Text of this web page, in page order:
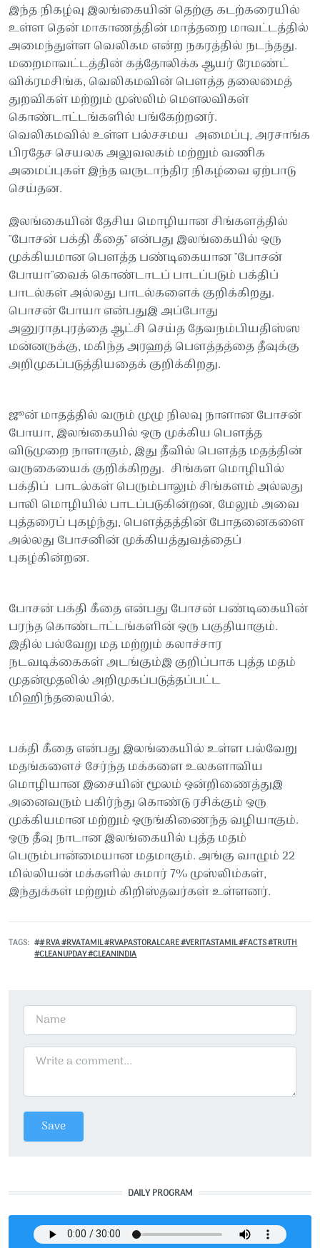
இந்த நிகழ்வு இலங்கையின் தெற்கு கடற்கரையில்
உள்ள தென் மாகாணத்தின் மாத்தறை மாவட்டத்தில்
அமைந்துள்ள வெலிகம என்ற நகரத்தில் நடந்தது.
மறைமாவட்டத்தின் கத்தோலிக்க ஆயர் ரேமண்ட்
விக்ரமசிங்க, வெலிகமவின் பௌத்த தலைமைத்
துறவிகள் மற்றும் முஸ்லிம் மௌலவிகள்
கொண்டாட்டங்களில் பங்கேற்றனர்.
வெலிகமவில் உள்ள பல்சசமய அமைப்பு, அரசாங்க
பிரதேச செயலக அலுவலகம் மற்றும் வணிக
அமைப்புகள் இந்த வருடாந்திர நிகழ்வை ஏற்பாடு
செய்தன.
இலங்கையின் தேசிய மொழியான சிங்களத்தில்
"போசன் பக்தி கீதை" என்பது இலங்கையில் ஒரு
முக்கியமான பௌத்த பண்டிகையான "போசன்
போயா"வைக் கொண்டாடப் பாடப்படும் பக்திப்
பாடல்கள் அல்லது பாடல்களைக் குறிக்கிறது.
பொசன் போயா என்பதுஇ அப்போது
அனுராதபுரத்தை ஆட்சி செய்த தேவநம்பியதிஸ்ஸ
மன்னருக்கு, மகிந்த அரஹத் பௌத்தத்தை தீவுக்கு
அறிமுகப்படுத்தியதைக் குறிக்கிறது.
ஜூன் மாதத்தில் வரும் முழு நிலவு நாளான போசன்
போயா, இலங்கையில் ஒரு முக்கிய பௌத்த
விடுமுறை நாளாகும், இது தீவில் பௌத்த மதத்தின்
வருகையைக் குறிக்கிறது. சிங்கள மொழியில்
பக்திப் பாடல்கள் பெரும்பாலும் சிங்களம் அல்லது
பாலி மொழியில் பாடப்படுகின்றன, மேலும் அவை
புத்தரைப் புகழ்ந்து, பௌத்தத்தின் போதனைகளை
அல்லது போசனின் முக்கியத்துவத்தைப்
புகழ்கின்றன.
போசன் பக்தி கீதை என்பது போசன் பண்டிகையின்
பரந்த கொண்டாட்டங்களின் ஒரு பகுதியாகும்.
இதில் பல்வேறு மத மற்றும் கலாச்சார
நடவடிக்கைகள் அடங்கும்இ குறிப்பாக புத்த மதம்
முதன்முதலில் அறிமுகப்படுத்தப்பட்ட
மிஹிந்தலையில்.
பக்தி கீதை என்பது இலங்கையில் உள்ள பல்வேறு
மதங்களைச் சேர்ந்த மக்களை உலகளாவிய
மொழியான இசையின் மூலம் ஒன்றிணைத்துஇ
அனைவரும் பகிர்ந்து கொண்டு ரசிக்கும் ஒரு
முக்கியமான மற்றும் ஒருங்கிணைந்த வழியாகும்.
ஒரு தீவு நாடான இலங்கையில் புத்த மதம்
பெரும்பான்மையான மதமாகும். அங்கு வாழும் 22
மில்லியன் மக்களில் சுமார் 7% முஸ்லிம்கள்,
இந்துக்கள் மற்றும் கிறிஸ்தவர்கள் உள்ளனர்.
TAGS
# RVA #RVATAMIL #RVAPASTORALCARE #VERITASTAMIL #FACTS #TRUTH
#CLEANUPDAY #CLEANINDIA
DAILY PROGRAM